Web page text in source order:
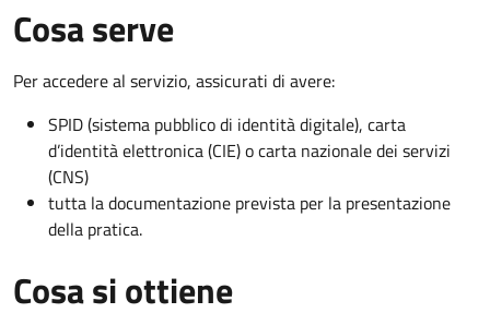
Cosa serve
Per accedere al servizio, assicurati di avere:
SPID (sistema pubblico di identità digitale), carta
d’identità elettronica (CIE) o carta nazionale dei servizi
(CNS)
tutta la documentazione prevista per la presentazione
della pratica.
Cosa si ottiene